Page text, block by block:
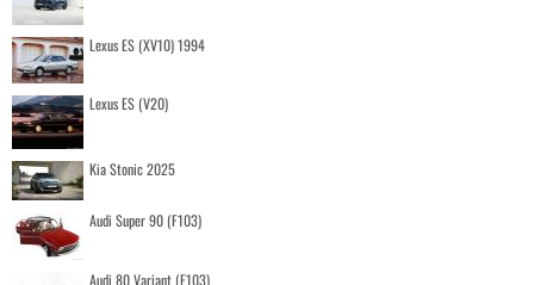
Lexus ES (XV10) 1994
Lexus ES (V20)
Kia Stonic 2025
Audi Super 90 (F103)
Audi 80 Variant (F103)